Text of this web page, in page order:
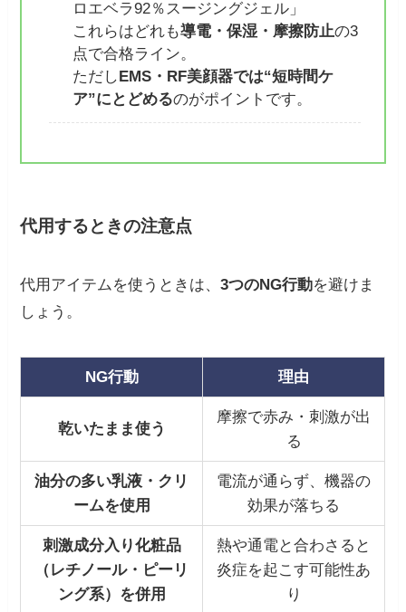
ロエベラ92％スージングジェル」
これらはどれも導電・保湿・摩擦防止の3
点で合格ライン。
ただし EMS・RF美顔器では“短時間ケ
ア”にとどめるのがポイントです。
代用するときの注意点
代用アイテムを使うときは、3つのNG行動を避けま
しょう。
NG行動 理由
乾いたまま使う
摩擦で赤み・刺激が出
る
油分の多い乳液・クリ
ームを使用
電流が通らず、機器の
効果が落ちる
刺激成分入り化粧品
（レチノール・ピーリ
ング系）を併用
熱や通電と合わさると
炎症を起こす可能性あ
り